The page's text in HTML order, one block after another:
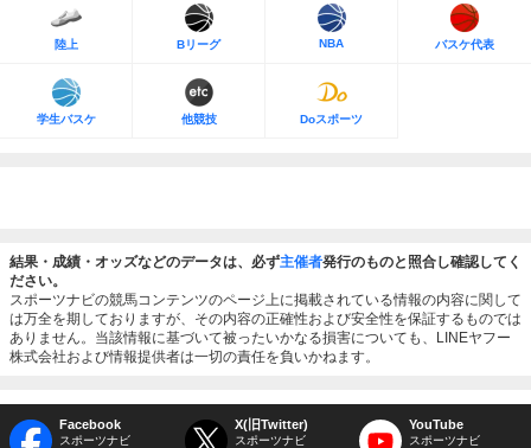
陸上 Bリーグ NBA バスケ代表
学生バスケ 他競技 Doスポーツ
結果・成績・オッズなどのデータは、必ず主催者発行のものと照合し確認してく
ださい。
スポーツナビの競馬コンテンツのページ上に掲載されている情報の内容に関して
は万全を期しておりますが、その内容の正確性および安全性を保証するものでは
ありません。当該情報に基づいて被ったいかなる損害についても、LINEヤフー
株式会社および情報提供者は一切の責任を負いかねます。
Facebook
スポーツナビ
X(旧Twitter)
スポーツナビ
YouTube
スポーツナビ